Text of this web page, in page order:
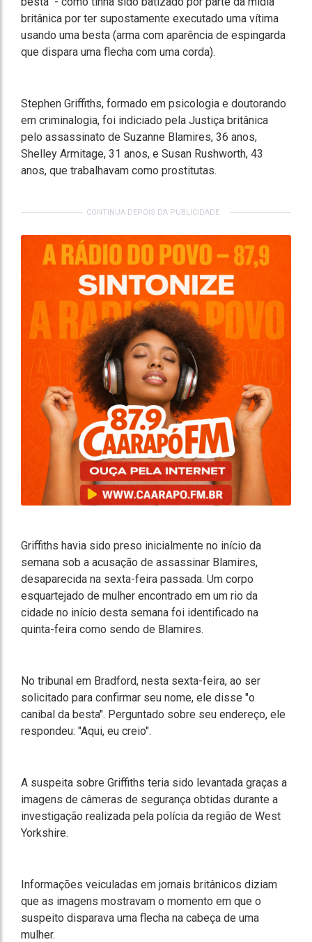
britânica por ter supostamente executado uma vítima
usando uma besta (arma com aparência de espingarda
que dispara uma flecha com uma corda).
Stephen Griffiths, formado em psicologia e doutorando
em criminalogia, foi indiciado pela Justiça britânica
pelo assassinato de Suzanne Blamires, 36 anos,
Shelley Armitage, 31 anos, e Susan Rushworth, 43
anos, que trabalhavam como prostitutas.
CONTINUA DEPOIS DA PUBLICIDADE
Griffiths havia sido preso inicialmente no início da
semana sob a acusação de assassinar Blamires,
desaparecida na sexta-feira passada. Um corpo
esquartejado de mulher encontrado em um rio da
cidade no início desta semana foi identificado na
quinta-feira como sendo de Blamires.
No tribunal em Bradford, nesta sexta-feira, ao ser
solicitado para confirmar seu nome, ele disse "o
canibal da besta". Perguntado sobre seu endereço, ele
respondeu: "Aqui, eu creio".
A suspeita sobre Griffiths teria sido levantada graças a
imagens de câmeras de segurança obtidas durante a
investigação realizada pela polícia da região de West
Yorkshire.
Informações veiculadas em jornais britânicos diziam
que as imagens mostravam o momento em que o
suspeito disparava uma flecha na cabeça de uma
mulher.